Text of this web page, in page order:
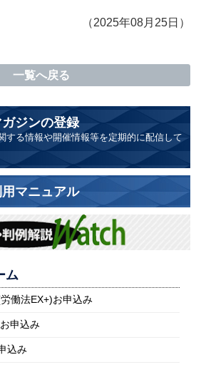
（2025年08月25日）
一覧へ戻る
ジンの登録
する情報や開催情報等を定期的に配信して
マニュアル
ム
働法EX+)お申込み
申込み
込み